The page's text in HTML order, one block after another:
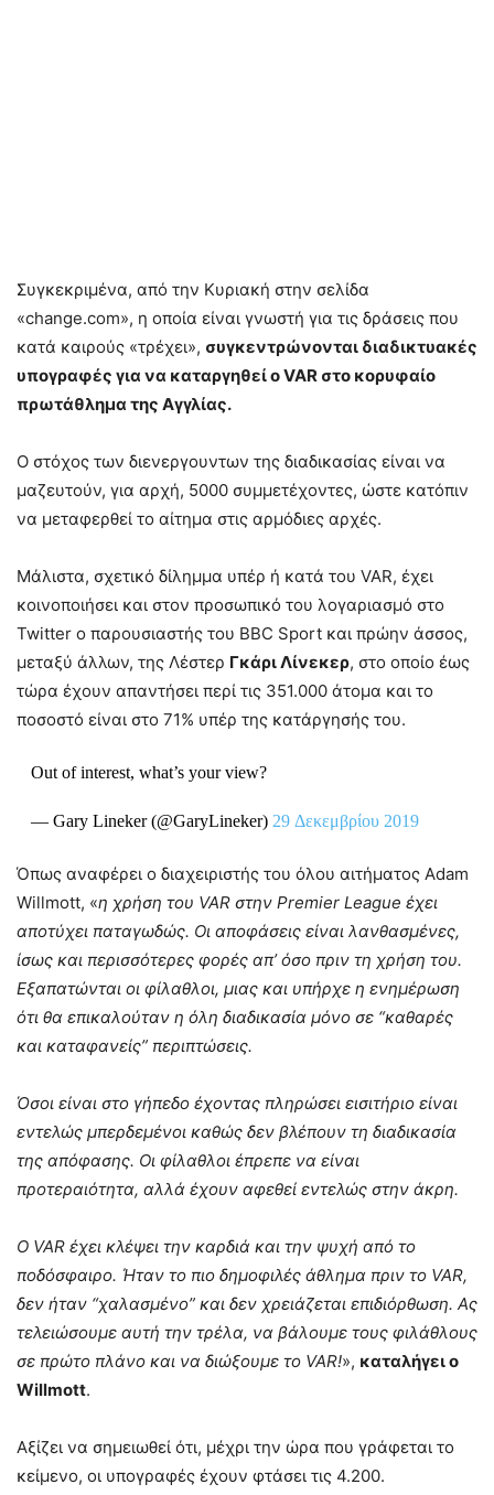
Συγκεκριμένα, από την Κυριακή στην σελίδα
«change.com», η οποία είναι γνωστή για τις δράσεις που
κατά καιρούς «τρέχει», συγκεντρώνονται διαδικτυακές
υπογραφές για να καταργηθεί ο VAR στο κορυφαίο
πρωτάθλημα της Αγγλίας.
Ο στόχος των διενεργουντων της διαδικασίας είναι να
μαζευτούν, για αρχή, 5000 συμμετέχοντες, ώστε κατόπιν
να μεταφερθεί το αίτημα στις αρμόδιες αρχές.
Μάλιστα, σχετικό δίλημμα υπέρ ή κατά του VAR, έχει
κοινοποιήσει και στον προσωπικό του λογαριασμό στο
Twitter ο παρουσιαστής του BBC Sport και πρώην άσσος,
μεταξύ άλλων, της Λέστερ Γκάρι Λίνεκερ, στο οποίο έως
τώρα έχουν απαντήσει περί τις 351.000 άτομα και το
ποσοστό είναι στο 71% υπέρ της κατάργησής του.
Out of interest, what’s your view?
— Gary Lineker (@GaryLineker) 29 Δεκεμβρίου 2019
Όπως αναφέρει ο διαχειριστής του όλου αιτήματος Adam
Willmott, «η χρήση του VAR στην Premier League έχει
αποτύχει παταγωδώς. Οι αποφάσεις είναι λανθασμένες,
ίσως και περισσότερες φορές απ’ όσο πριν τη χρήση του.
Εξαπατώνται οι φίλαθλοι, μιας και υπήρχε η ενημέρωση
ότι θα επικαλούταν η όλη διαδικασία μόνο σε “καθαρές
και καταφανείς” περιπτώσεις.
Όσοι είναι στο γήπεδο έχοντας πληρώσει εισιτήριο είναι
εντελώς μπερδεμένοι καθώς δεν βλέπουν τη διαδικασία
της απόφασης. Οι φίλαθλοι έπρεπε να είναι
προτεραιότητα, αλλά έχουν αφεθεί εντελώς στην άκρη.
Ο VAR έχει κλέψει την καρδιά και την ψυχή από το
ποδόσφαιρο. Ήταν το πιο δημοφιλές άθλημα πριν το VAR,
δεν ήταν “χαλασμένο” και δεν χρειάζεται επιδιόρθωση. Ας
τελειώσουμε αυτή την τρέλα, να βάλουμε τους φιλάθλους
σε πρώτο πλάνο και να διώξουμε το VAR!», καταλήγει ο
Willmott.
Αξίζει να σημειωθεί ότι, μέχρι την ώρα που γράφεται το
κείμενο, οι υπογραφές έχουν φτάσει τις 4.200.